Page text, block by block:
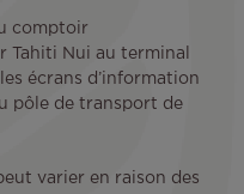
comptoir
Tahiti Nui au terminal
écrans d’information
pôle de transport de
varier en raison des